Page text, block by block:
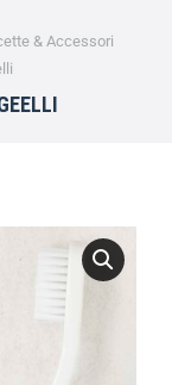
& Accessori